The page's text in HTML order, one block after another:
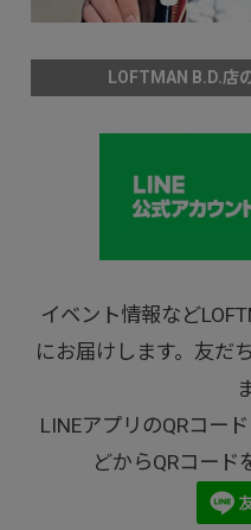
LOFTMAN B.D.店
イベント情報など
にお届けします。友だ
LINEアプリのQRコー
どからQRコード